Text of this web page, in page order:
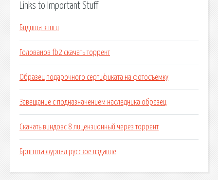
Links to Important Stuff
Бидиша книги
Голованов fb2 скачать торрент
Образец подарочного сертификата на фотосъемку
Завещание с подназначением наследника образец
Скачать виндовс 8 лицензионный через торрент
Бригитта журнал русское издание